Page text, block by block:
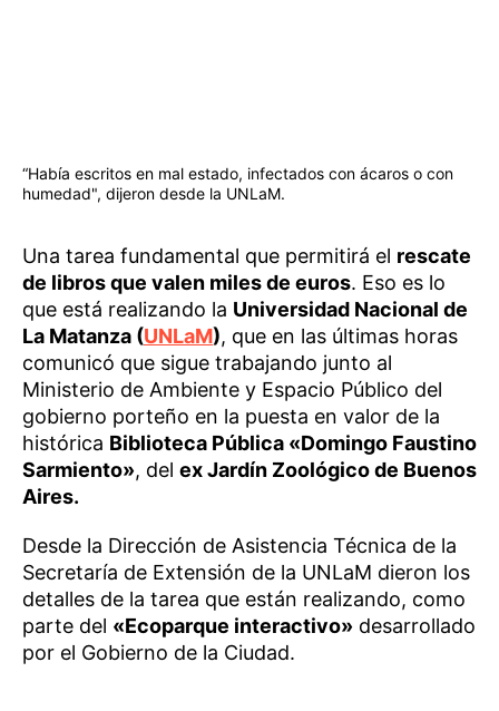
“Había escritos en mal estado, infectados con ácaros o con
humedad", dijeron desde la UNLaM.
Una tarea fundamental que permitirá el rescate
de libros que valen miles de euros. Eso es lo
que está realizando la Universidad Nacional de
La Matanza (UNLaM), que en las últimas horas
comunicó que sigue trabajando junto al
Ministerio de Ambiente y Espacio Público del
gobierno porteño en la puesta en valor de la
histórica Biblioteca Pública «Domingo Faustino
Sarmiento», del ex Jardín Zoológico de Buenos
Aires.
Desde la Dirección de Asistencia Técnica de la
Secretaría de Extensión de la UNLaM dieron los
detalles de la tarea que están realizando, como
parte del «Ecoparque interactivo» desarrollado
por el Gobierno de la Ciudad.